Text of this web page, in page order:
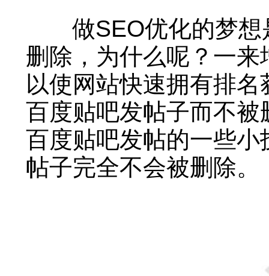
做SEO优化的梦想
删除，为什么呢？一
以使网站快速拥有排
百度贴吧发帖子而不
百度贴吧发帖的一些
帖子完全不会被删除。